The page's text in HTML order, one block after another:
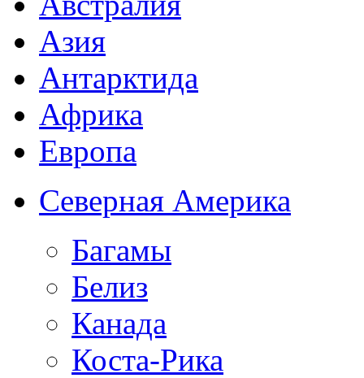
Азия
Антарктида
Африка
Европа
Северная Америка
Багамы
Белиз
Канада
Коста-Рика